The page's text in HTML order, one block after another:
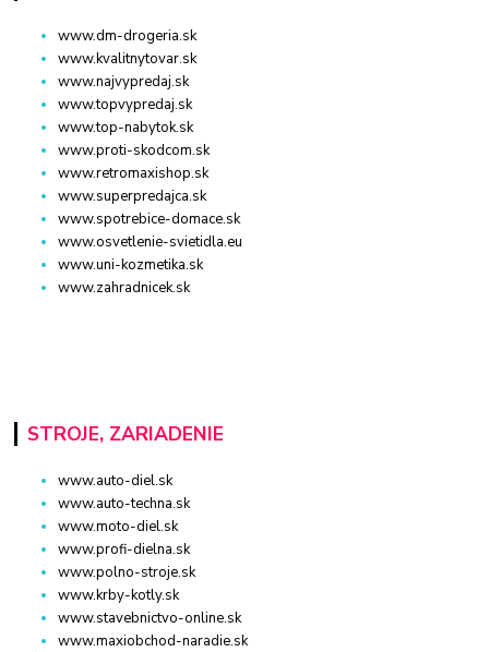
www.dm-drogeria.sk
www.kvalitnytovar.sk
www.najvypredaj.sk
www.topvypredaj.sk
www.top-nabytok.sk
www.proti-skodcom.sk
www.retromaxishop.sk
www.superpredajca.sk
www.spotrebice-domace.sk
www.osvetlenie-svietidla.eu
www.uni-kozmetika.sk
www.zahradnicek.sk
STROJE, ZARIADENIE
www.auto-diel.sk
www.auto-techna.sk
www.moto-diel.sk
www.profi-dielna.sk
www.polno-stroje.sk
www.krby-kotly.sk
www.stavebnictvo-online.sk
www.maxiobchod-naradie.sk